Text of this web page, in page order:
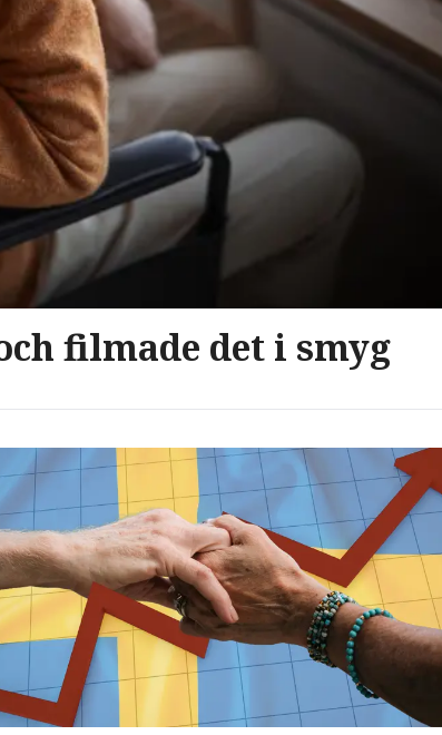
filmade det i smyg